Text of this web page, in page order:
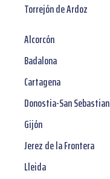
Torrejón de Ardoz
Alcorcón
Badalona
Cartagena
Donostia-San Sebastian
Gijón
Jerez de la Frontera
Lleida